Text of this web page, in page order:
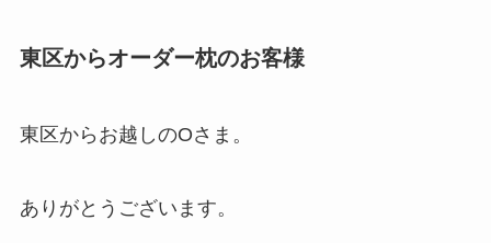
東区からオーダー枕のお客様
東区からお越しのOさま。
ありがとうございます。